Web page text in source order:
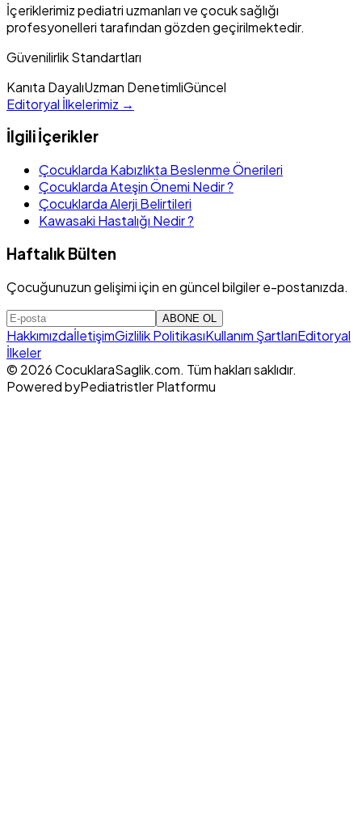
İçeriklerimiz pediatri uzmanları ve çocuk sağlığı
profesyonelleri tarafından gözden geçirilmektedir.
Güvenilirlik Standartları
Kanıta DayalıUzman DenetimliGüncel
Editoryal İlkelerimiz →
İlgili İçerikler
Çocuklarda Kabızlıkta Beslenme Önerileri
Çocuklarda Ateşin Önemi Nedir ?
Çocuklarda Alerji Belirtileri
Kawasaki Hastalığı Nedir ?
Haftalık Bülten
Çocuğunuzun gelişimi için en güncel bilgiler e-postanızda.
ABONE OL
HakkımızdaİletişimGizlilik PolitikasıKullanım ŞartlarıEditoryal
İlkeler
© 2026 CocuklaraSaglik.com. Tüm hakları saklıdır.
Powered byPediatristler Platformu